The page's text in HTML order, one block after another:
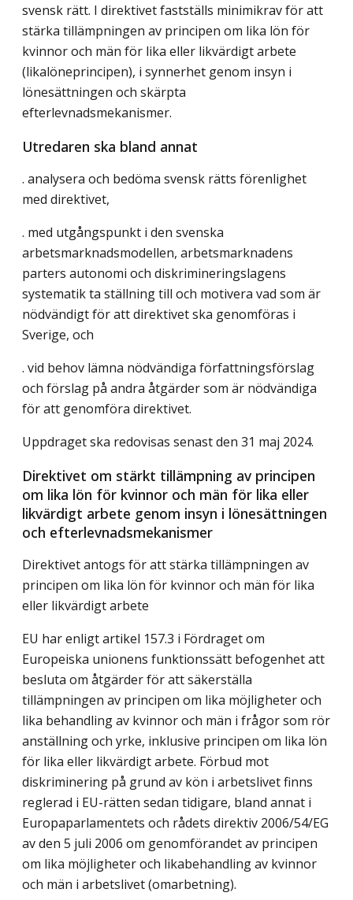
svensk rätt. I direktivet fastställs minimikrav för att
stärka tillämpningen av principen om lika lön för
kvinnor och män för lika eller likvärdigt arbete
(likalöneprincipen), i synnerhet genom insyn i
lönesättningen och skärpta
efterlevnadsmekanismer.
Utredaren ska bland annat
. analysera och bedöma svensk rätts förenlighet
med direktivet,
. med utgångspunkt i den svenska
arbetsmarknadsmodellen, arbetsmarknadens
parters autonomi och diskrimineringslagens
systematik ta ställning till och motivera vad som är
nödvändigt för att direktivet ska genomföras i
Sverige, och
. vid behov lämna nödvändiga författningsförslag
och förslag på andra åtgärder som är nödvändiga
för att genomföra direktivet.
Uppdraget ska redovisas senast den 31 maj 2024.
Direktivet om stärkt tillämpning av principen
om lika lön för kvinnor och män för lika eller
likvärdigt arbete genom insyn i lönesättningen
och efterlevnadsmekanismer
Direktivet antogs för att stärka tillämpningen av
principen om lika lön för kvinnor och män för lika
eller likvärdigt arbete
EU har enligt artikel 157.3 i Fördraget om
Europeiska unionens funktionssätt befogenhet att
besluta om åtgärder för att säkerställa
tillämpningen av principen om lika möjligheter och
lika behandling av kvinnor och män i frågor som rör
anställning och yrke, inklusive principen om lika lön
för lika eller likvärdigt arbete. Förbud mot
diskriminering på grund av kön i arbetslivet finns
reglerad i EU-rätten sedan tidigare, bland annat i
Europaparlamentets och rådets direktiv 2006/54/EG
av den 5 juli 2006 om genomförandet av principen
om lika möjligheter och likabehandling av kvinnor
och män i arbetslivet (omarbetning).